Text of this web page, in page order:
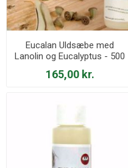
Eucalan Uldsæbe med
Lanolin og Eucalyptus - 500
165,00 kr.